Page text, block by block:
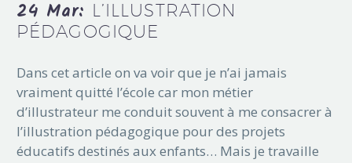
24 Mar: L’ILLUSTRATION
PÉDAGOGIQUE
Dans cet article on va voir que je n’ai jamais
vraiment quitté l’école car mon métier
d’illustrateur me conduit souvent à me consacrer à
l’illustration pédagogique pour des projets
éducatifs destinés aux enfants… Mais je travaille